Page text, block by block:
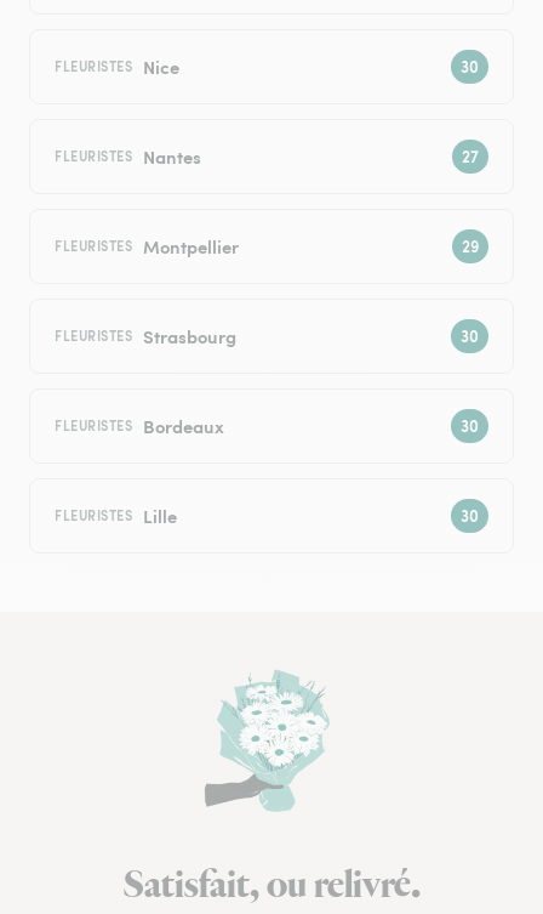
FLEURISTES Nice
FLEURISTES Nantes
FLEURISTES Montpellier
FLEURISTES Strasbourg
FLEURISTES Bordeaux
FLEURISTES Lille
Satisfait, ou relivré.